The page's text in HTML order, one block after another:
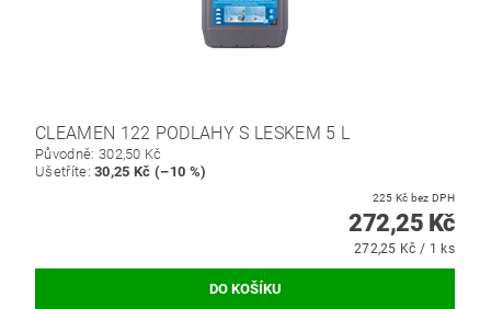
CLEAMEN 122 PODLAHY S LESKEM 5 L
Původně: 302,50 Kč
Ušetříte:30,25 Kč (–10 %)
225 Kč bez DPH
272,25 Kč
272,25 Kč / 1 ks